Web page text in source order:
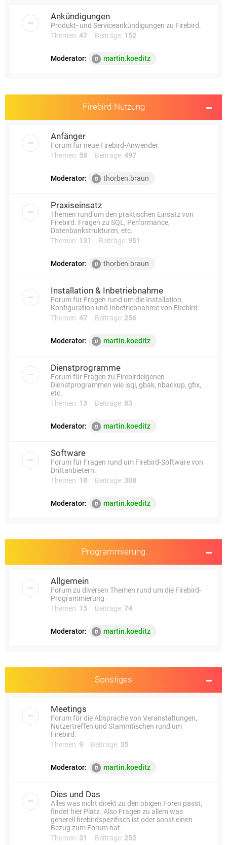
Ankündigungen
Produkt- und Serviceankündigungen zu Firebird.
Themen: 47 Beiträge: 152
Moderator: martin.koeditz
Firebird-Nutzung
Anfänger
Forum für neue Firebird-Anwender.
Themen: 58 Beiträge: 497
Moderator: thorben.braun
Praxiseinsatz
Themen rund um den praktischen Einsatz von
Firebird. Fragen zu SQL, Performance,
Datenbankstrukturen, etc.
Themen: 131 Beiträge: 951
Moderator: thorben.braun
Installation & Inbetriebnahme
Forum für Fragen rund um die Installation,
Konfiguration und Inbetriebnahme von Firebird.
Themen: 47 Beiträge: 256
Moderator: martin.koeditz
Dienstprogramme
Forum für Fragen zu Firebirdeigenen
Dienstprogrammen wie isql, gbak, nbackup, gfix,
etc.
Themen: 13 Beiträge: 83
Moderator: martin.koeditz
Software
Forum für Fragen rund um Firebird-Software von
Drittanbietern.
Themen: 18 Beiträge: 308
Moderator: martin.koeditz
Programmierung
Allgemein
Forum zu diversen Themen rund um die Firebird-
Programmierung
Themen: 15 Beiträge: 74
Moderator: martin.koeditz
Sonstiges
Meetings
Forum für die Absprache von Veranstaltungen,
Nutzertreffen und Stammtischen rund um
Firebird.
Themen: 9 Beiträge: 35
Moderator: martin.koeditz
Dies und Das
Alles was nicht direkt zu den obigen Foren passt,
findet hier Platz. Also Fragen zu allem was
generell firebirdspezifisch ist oder sonst einen
Bezug zum Forum hat.
Themen: 31 Beiträge: 252